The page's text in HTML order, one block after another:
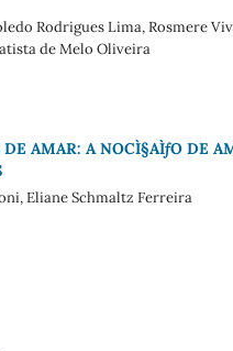
Rodrigues Lima, Rosmere
de Melo Oliveira
AMAR: A NOCÌ§AÌƒO DE
Eliane Schmaltz Ferreira